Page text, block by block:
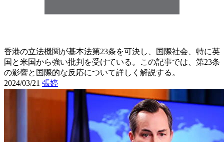
香港の立法機関が基本法第23条を可決し、国際社会、特に英
国と米国から強い批判を受けている。この記事では、第23条
の影響と国際的な反応について詳しく解説する。
2024/03/21 張婷